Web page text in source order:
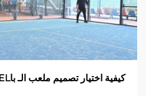
كيفية اختيار تصميم ملعب الـ باDEL المناسب